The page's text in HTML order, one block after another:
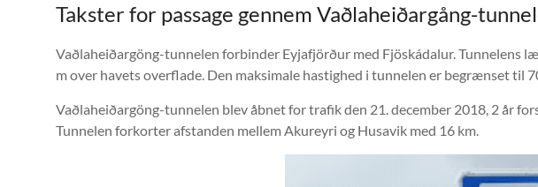
Takster for passage gennem Vaðlaheiðargång-
Vaðlaheiðargöng-tunnelen forbinder Eyjafjörður med Fjöskádalur. Tunnelens
m over havets overflade. Den maksimale hastighed i tunnelen er begrænset til
Vaðlaheiðargöng-tunnelen blev åbnet for trafik den 21. december 2018, 2 år
Tunnelen forkorter afstanden mellem Akureyri og Husavik med 16 km.